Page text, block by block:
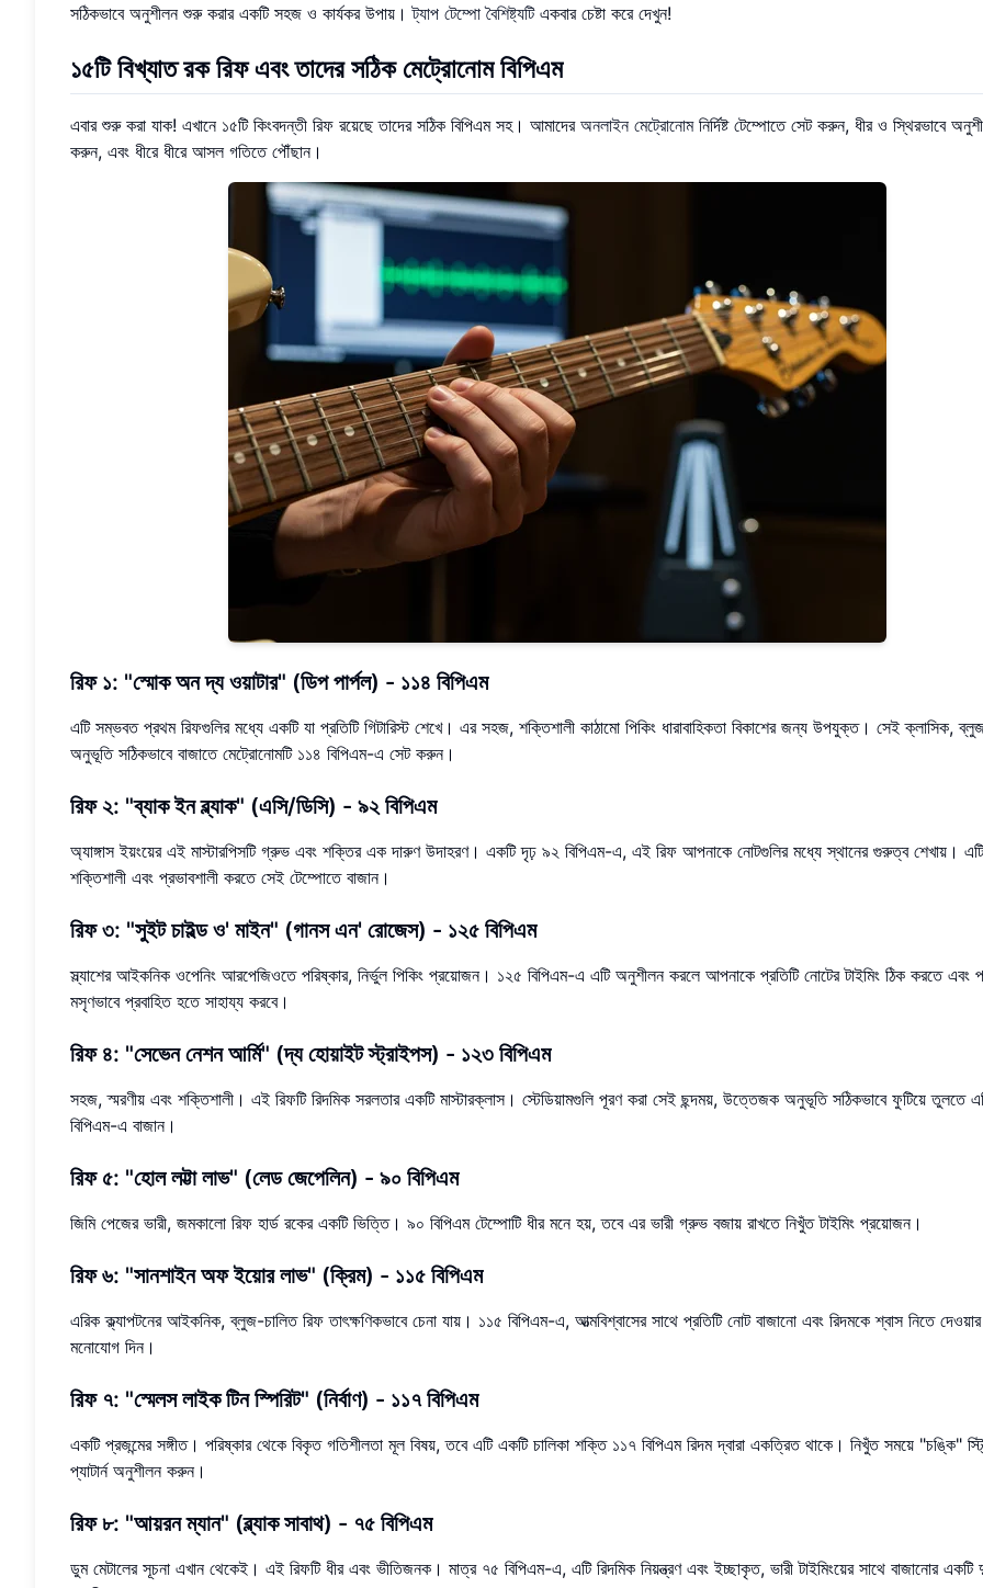
সঠিকভাবে অনুশীলন শুরু করার একটি সহজ ও কার্যকর উপায়।ট্যাপ টেম্পো বৈশিষ্ট্যটিএকবার চেষ্টা করে দেখুন!
১৫টি বিখ্যাত রক রিফ এবং তাদের সঠিক মেট্রোনোম বিপিএম
এবার শুরু করা যাক! এখানে ১৫টি কিংবদন্তী রিফ রয়েছে তাদের সঠিক বিপিএম সহ। আমাদের অনলাইন মেট্রোনোমনির্দিষ্ট টেম্পোতে সেট করুন, ধীর ও স্থিরভাবে
করুন, এবং ধীরে ধীরে আসল গতিতে পৌঁছান।
রিফ ১: "স্মোক অন দ্য ওয়াটার" (ডিপ পার্পল) - ১১৪ বিপিএম
এটি সম্ভবত প্রথম রিফগুলির মধ্যে একটি যা প্রতিটি গিটারিস্ট শেখে। এর সহজ, শক্তিশালী কাঠামো পিকিং ধারাবাহিকতা বিকাশের জন্য উপযুক্ত। সেই ক্লাসিক,
অনুভূতি সঠিকভাবে বাজাতে মেট্রোনোমটি ১১৪ বিপিএম-এ সেট করুন।
রিফ ২: "ব্যাক ইন ব্ল্যাক" (এসি/ডিসি) - ৯২ বিপিএম
অ্যাঙ্গাস ইয়ংয়ের এই মাস্টারপিসটি গ্রুভ এবং শক্তির এক দারুণ উদাহরণ। একটি দৃঢ় ৯২ বিপিএম-এ, এই রিফ আপনাকে নোটগুলির মধ্যে স্থানের গুরুত্ব শেখায়।
শক্তিশালী এবং প্রভাবশালী করতে সেই টেম্পোতে বাজান।
রিফ ৩: "সুইট চাইল্ড ও' মাইন" (গানস এন' রোজেস) - ১২৫ বিপিএম
স্ল্যাশের আইকনিক ওপেনিং আরপেজিওতে পরিষ্কার, নির্ভুল পিকিং প্রয়োজন। ১২৫ বিপিএম-এ এটি অনুশীলন করলে আপনাকে প্রতিটি নোটের টাইমিং ঠিক করতে এবং
মসৃণভাবে প্রবাহিত হতে সাহায্য করবে।
রিফ ৪: "সেভেন নেশন আর্মি" (দ্য হোয়াইট স্ট্রাইপস) - ১২৩ বিপিএম
সহজ, স্মরণীয় এবং শক্তিশালী। এই রিফটি রিদমিক সরলতার একটি মাস্টারক্লাস। স্টেডিয়ামগুলি পূরণ করা সেই ছন্দময়, উত্তেজক অনুভূতি সঠিকভাবে ফুটিয়ে তুলতে
বিপিএম-এ বাজান।
রিফ ৫: "হোল লট্টা লাভ" (লেড জেপেলিন) - ৯০ বিপিএম
জিমি পেজের ভারী, জমকালো রিফ হার্ড রকের একটি ভিত্তি। ৯০ বিপিএম টেম্পোটি ধীর মনে হয়, তবে এর ভারী গ্রুভ বজায় রাখতে নিখুঁত টাইমিং প্রয়োজন।
রিফ ৬: "সানশাইন অফ ইয়োর লাভ" (ক্রিম) - ১১৫ বিপিএম
এরিক ক্ল্যাপটনের আইকনিক, ব্লুজ-চালিত রিফ তাৎক্ষণিকভাবে চেনা যায়। ১১৫ বিপিএম-এ, আত্মবিশ্বাসের সাথে প্রতিটি নোট বাজানো এবং রিদমকে শ্বাস নিতে
মনোযোগ দিন।
রিফ ৭: "স্মেলস লাইক টিন স্পিরিট" (নির্বাণ) - ১১৭ বিপিএম
একটি প্রজন্মের সঙ্গীত। পরিষ্কার থেকে বিকৃত গতিশীলতা মূল বিষয়, তবে এটি একটি চালিকা শক্তি ১১৭ বিপিএম রিদম দ্বারা একত্রিত থাকে। নিখুঁত সময়ে "চঙ্কি"
প্যাটার্ন অনুশীলন করুন।
রিফ ৮: "আয়রন ম্যান" (ব্ল্যাক সাবাথ) - ৭৫ বিপিএম
ডুম মেটালের সূচনা এখান থেকেই। এই রিফটি ধীর এবং ভীতিজনক। মাত্র ৭৫ বিপিএম-এ, এটি রিদমিক নিয়ন্ত্রণ এবং ইচ্ছাকৃত, ভারী টাইমিংয়ের সাথে বাজানোর একটি